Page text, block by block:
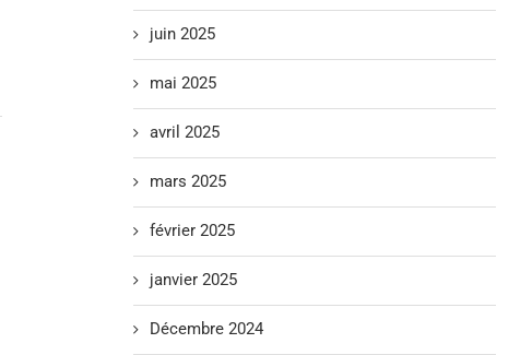
juin 2025
mai 2025
avril 2025
mars 2025
février 2025
janvier 2025
Décembre 2024